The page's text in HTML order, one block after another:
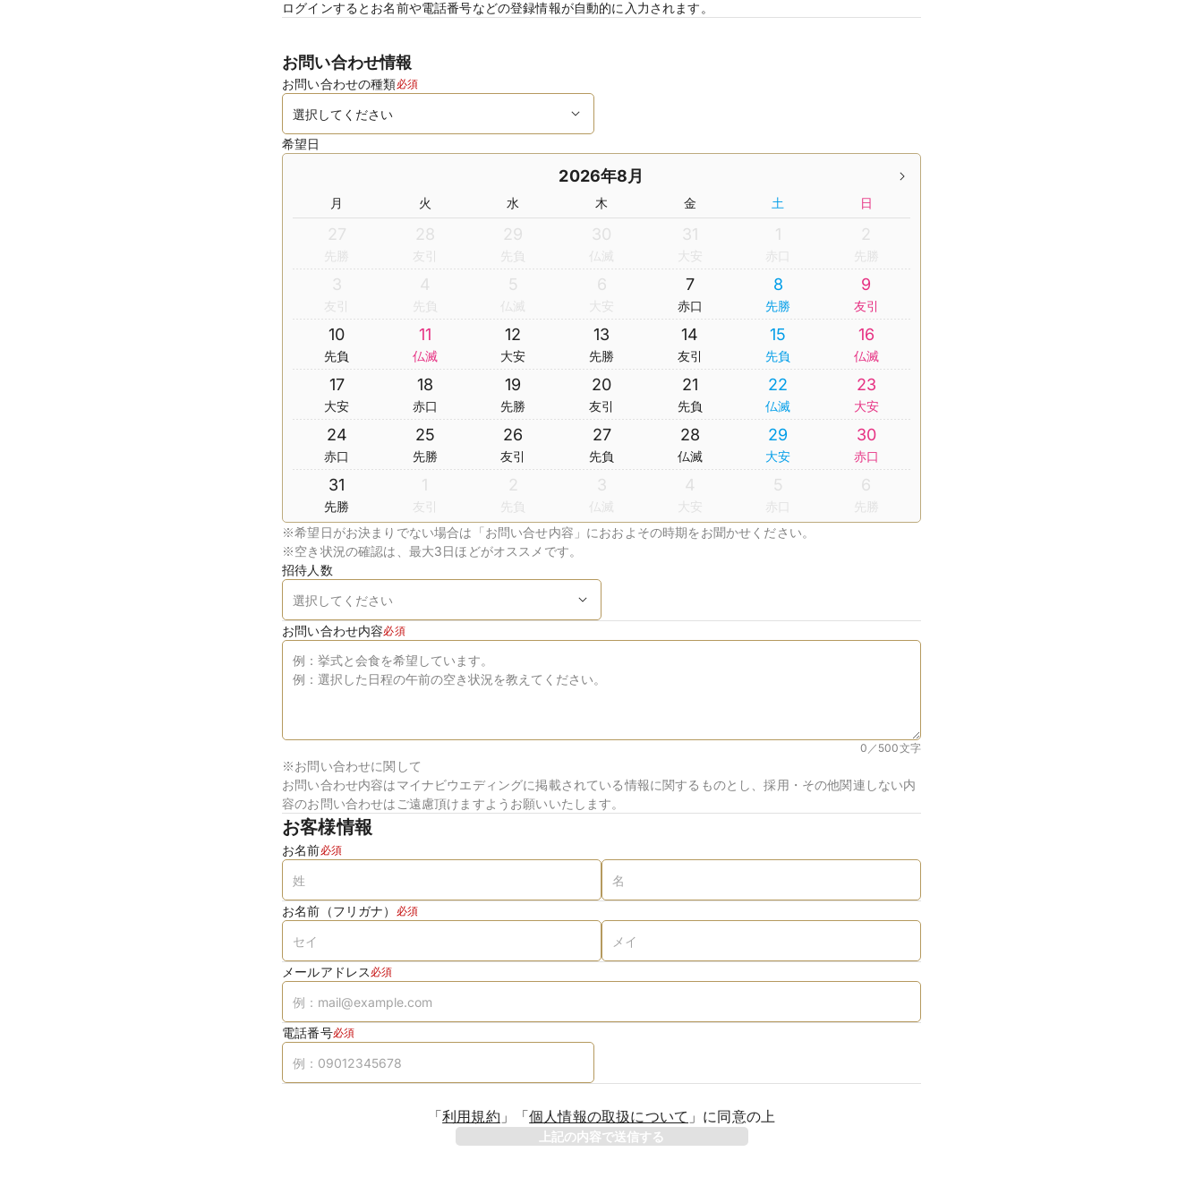
ログインするとお名前や電話番号などの登録情報が自動的に入力されます。
お問い合わせ情報
お問い合わせの種類必須
希望日
2026年8月
月 火 水 木 金 土 日
27
先勝
28
友引
29
先負
30
仏滅
31
大安
1
赤口
2
先勝
3
友引
4
先負
5
仏滅
6
大安
7
赤口
8
先勝
9
友引
10
先負
11
仏滅
12
大安
13
先勝
14
友引
15
先負
16
仏滅
17
大安
18
赤口
19
先勝
20
友引
21
先負
22
仏滅
23
大安
24
赤口
25
先勝
26
友引
27
先負
28
仏滅
29
大安
30
赤口
31
先勝
1
友引
2
先負
3
仏滅
4
大安
5
赤口
6
先勝
※希望日がお決まりでない場合は「お問い合せ内容」におおよその時期をお聞かせください。
※空き状況の確認は、最大3日ほどがオススメです。
招待人数
お問い合わせ内容必須
0／500文字
※お問い合わせに関して
お問い合わせ内容はマイナビウエディングに掲載されている情報に関するものとし、採用・その他関連しない内
容のお問い合わせはご遠慮頂けますようお願いいたします。
お客様情報
お名前必須
お名前（フリガナ） 必須
メールアドレス 必須
電話番号必須
「利用規約 」 「個人情報の取扱について 」 に同意の上
上記の内容で送信する